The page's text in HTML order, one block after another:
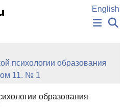
English
ЗНАНИЙ
СЛОВА
психологии образования
11. № 1
образования